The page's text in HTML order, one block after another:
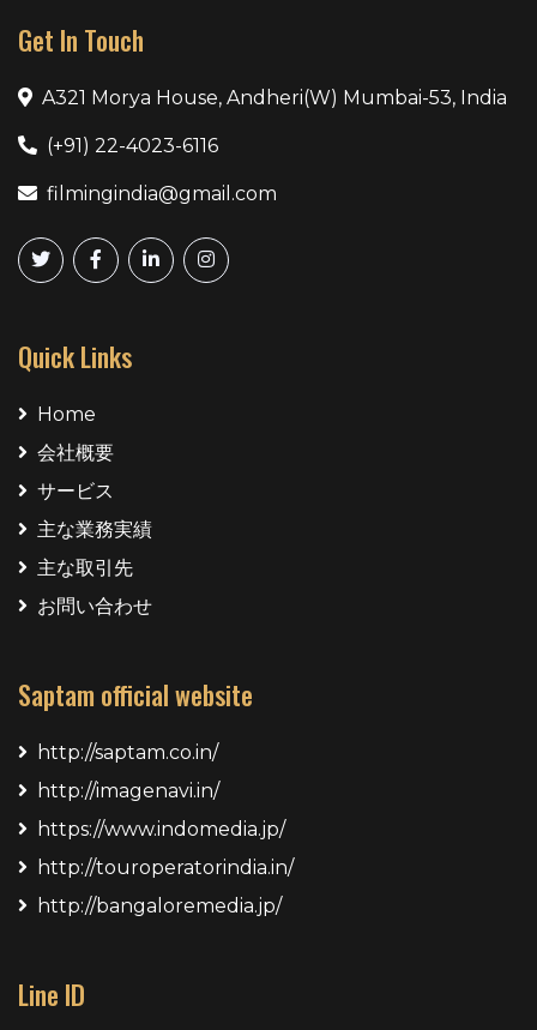
Get In Touch
A321 Morya House, Andheri(W) Mumbai-53, India
(+91) 22-4023-6116
filmingindia@gmail.com
Quick Links
Home
会社概要
サービス
主な業務実績
主な取引先
お問い合わせ
Saptam official website
http://saptam.co.in/
http://imagenavi.in/
https://www.indomedia.jp/
http://touroperatorindia.in/
http://bangaloremedia.jp/
Line ID